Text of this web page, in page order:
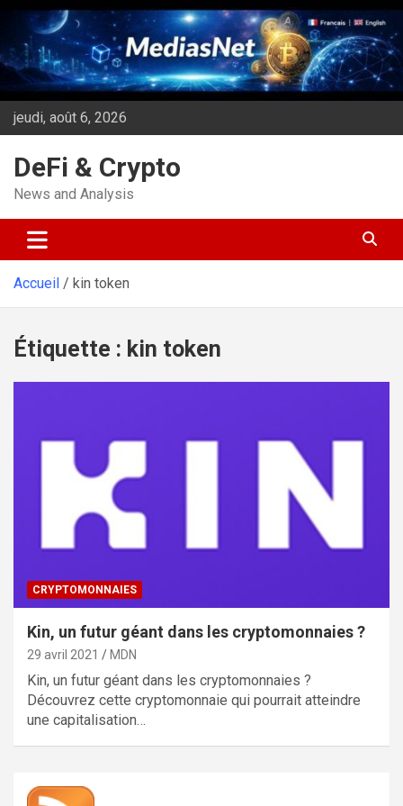
Aller
contenu
jeudi, août 6, 2026
DeFi & Crypto
News and Analysis
Accueil kin token
Étiquette : kin token
CRYPTOMONNAIES
Kin, un futur géant dans les cryptomonnaies ?
29 avril 2021 MDN
Kin, un futur géant dans les cryptomonnaies ?
Découvrez cette cryptomonnaie qui pourrait atteindre
une capitalisation…